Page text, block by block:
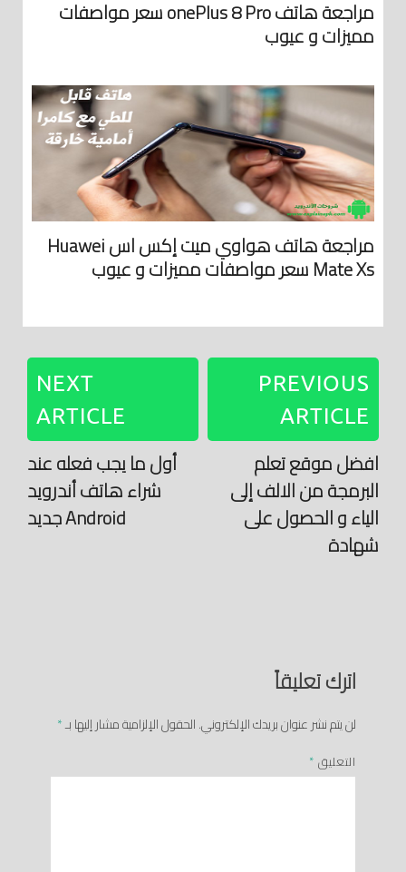
مراجعة هاتف onePlus 8 Pro سعر مواصفات
مميزات و عيوب
مراجعة هاتف هواوي ميت إكس اس Huawei
Mate Xs سعر مواصفات مميزات و عيوب
PREVIOUS
ARTICLE
افضل موقع تعلم
البرمجة من الالف إلى
الياء و الحصول على
شهادة
NEXT
ARTICLE
أول ما يجب فعله عند
شراء هاتف أندرويد
Android جديد
اترك تعليقاً
لن يتم نشر عنوان بريدك الإلكتروني.الحقول الإلزامية مشار إليها بـ*
التعليق *